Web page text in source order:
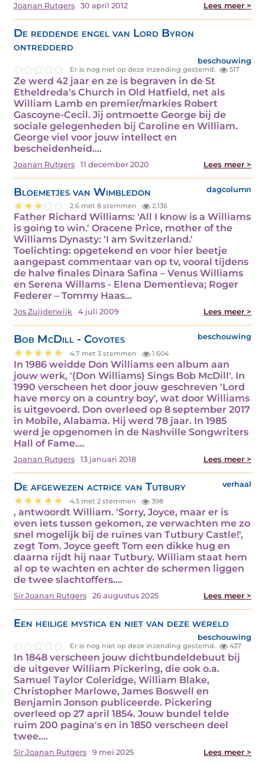
Joanan Rutgers 30 april 2012 Lees meer >
De reddende engel van Lord Byron
ontredderd
beschouwing
Er is nog niet op deze inzending gestemd. 517
Ze werd 42 jaar en ze is begraven in de St
Etheldreda's Church in Old Hatfield, net als
William Lamb en premier/markies Robert
Gascoyne-Cecil. Jij ontmoette George bij de
sociale gelegenheden bij Caroline en William.
George viel voor jouw intellect en
bescheidenheid.…
Joanan Rutgers 11 december 2020 Lees meer >
Bloemetjes van Wimbledon dagcolumn
2.6 met 8 stemmen 2.136
Father Richard Williams: 'All I know is a Williams
is going to win.' Oracene Price, mother of the
Williams Dynasty: 'I am Switzerland.'
Toelichting: opgetekend en voor hier beetje
aangepast commentaar van op tv, vooral tijdens
de halve finales Dinara Safina – Venus Williams
en Serena Willams - Elena Dementieva; Roger
Federer – Tommy Haas…
Jos Zuijderwijk 4 juli 2009 Lees meer >
Bob McDill - Coyotes beschouwing
4.7 met 3 stemmen 1.604
In 1986 weidde Don Williams een album aan
jouw werk, '(Don Williams) Sings Bob McDill'. In
1990 verscheen het door jouw geschreven 'Lord
have mercy on a country boy', wat door Williams
is uitgevoerd. Don overleed op 8 september 2017
in Mobile, Alabama. Hij werd 78 jaar. In 1985
werd je opgenomen in de Nashville Songwriters
Hall of Fame.…
Joanan Rutgers 13 januari 2018 Lees meer >
De afgewezen actrice van Tutbury verhaal
4.5 met 2 stemmen 398
, antwoordt William. 'Sorry, Joyce, maar er is
even iets tussen gekomen, ze verwachten me zo
snel mogelijk bij de ruïnes van Tutbury Castle!',
zegt Tom. Joyce geeft Tom een dikke hug en
daarna rijdt hij naar Tutbury. William staat hem
al op te wachten en achter de schermen liggen
de twee slachtoffers.…
Sir Joanan Rutgers 26 augustus 2025 Lees meer >
Een heilige mystica en niet van deze wereld
beschouwing
Er is nog niet op deze inzending gestemd. 437
In 1848 verscheen jouw dichtbundeldebuut bij
de uitgever William Pickering, die ook o.a.
Samuel Taylor Coleridge, William Blake,
Christopher Marlowe, James Boswell en
Benjamin Jonson publiceerde. Pickering
overleed op 27 april 1854. Jouw bundel telde
ruim 200 pagina's en in 1850 verscheen deel
twee.…
Sir Joanan Rutgers 9 mei 2025 Lees meer >